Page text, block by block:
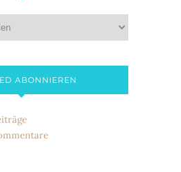
ABONNIEREN